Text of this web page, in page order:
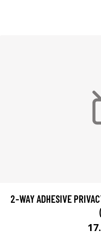
2-WAY ADHESIVE